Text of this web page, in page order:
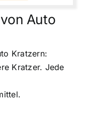
Auto
Kratzern:
Kratzer. Jede